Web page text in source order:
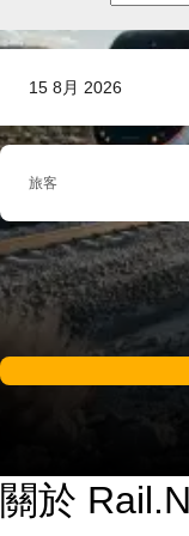
15 8月 2026
旅客
關於